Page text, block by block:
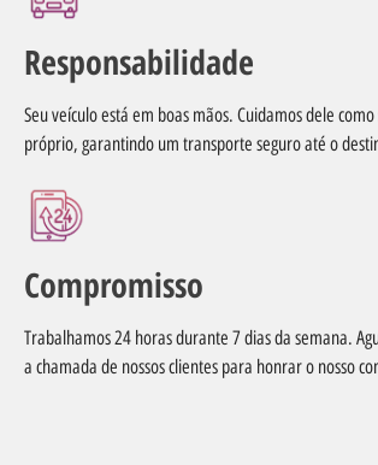
Responsabilidade
Seu veículo está em boas mãos. Cuidamos dele como
próprio, garantindo um transporte seguro até o
Compromisso
Trabalhamos 24 horas durante 7 dias da semana.
a chamada de nossos clientes para honrar o nosso